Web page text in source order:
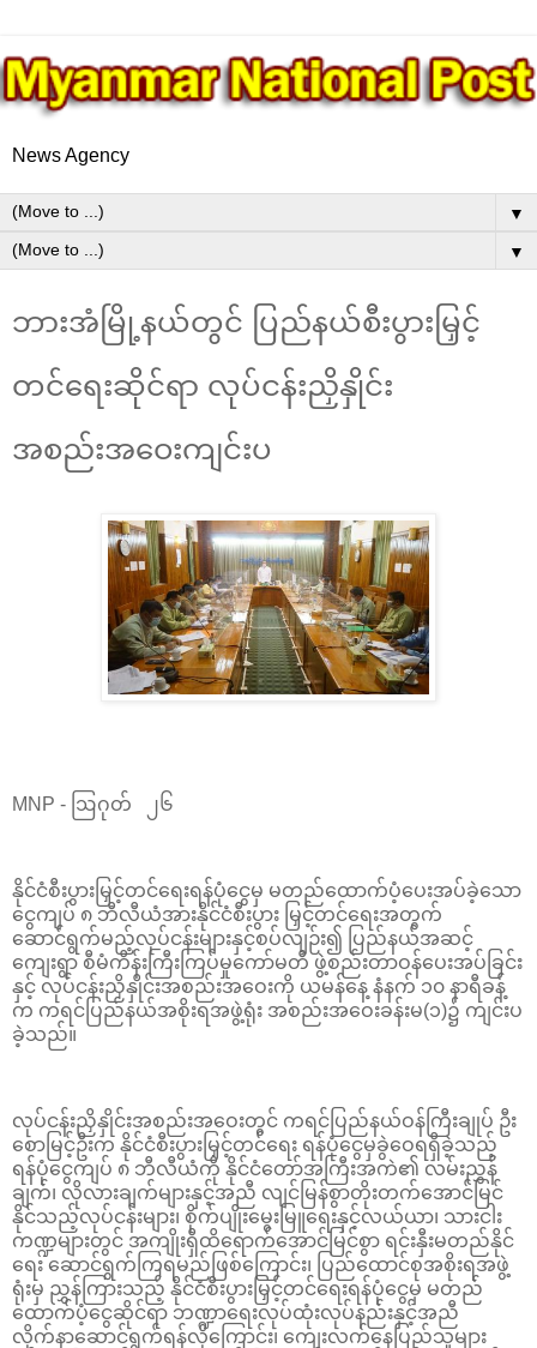
News Agency
▼
▼
ဘားအံမြို့နယ်တွင် ပြည်နယ်စီးပွားမြှင့်
တင်ရေးဆိုင်ရာ လုပ်ငန်းညှိနှိုင်း
အစည်းအဝေးကျင်းပ
MNP - ဩဂုတ် ၂၆
နိုင်ငံစီးပွားမြှင့်တင်ရေးရန်ပုံငွေမှ မတည်ထောက်ပံ့ပေးအပ်ခဲ့သော
ငွေကျပ် ၈ ဘီလီယံအားနိုင်ငံစီးပွား မြှင့်တင်ရေးအတွက်
ဆောင်ရွက်မည့်လုပ်ငန်းများနှင့်စပ်လျဉ်း၍ ပြည်နယ်အဆင့်
ကျေးရွာ စီမံကိန်းကြီးကြပ်မှုကော်မတီ ဖွဲ့စည်းတာဝန်ပေးအပ်ခြင်း
နှင့် လုပ်ငန်းညှိနှိုင်းအစည်းအဝေးကို ယမန်နေ့ နံနက် ၁၀ နာရီခန့်
က ကရင်ပြည်နယ်အစိုးရအဖွဲ့ရုံး အစည်းအဝေးခန်းမ(၁)၌ ကျင်းပ
ခဲ့သည်။
လုပ်ငန်းညှိနှိုင်းအစည်းအဝေးတွင် ကရင်ပြည်နယ်ဝန်ကြီးချုပ် ဦး
စောမြင့်ဦးက နိုင်ငံစီးပွားမြှင့်တင်ရေး ရန်ပုံငွေမှခွဲဝေရရှိခဲ့သည့်
ရန်ပုံငွေကျပ် ၈ ဘီလီယံကို နိုင်ငံတော်အကြီးအကဲ၏ လမ်းညွှန်
ချက်၊ လိုလားချက်များနှင့်အညီ လျင်မြန်စွာတိုးတက်အောင်မြင်
နိုင်သည့်လုပ်ငန်းများ၊ စိုက်ပျိုးမွေးမြူရေးနှင့်လယ်ယာ၊ သားငါး
ကဏ္ဍများတွင် အကျိုးရှိထိရောက်အောင်မြင်စွာ ရင်းနှီးမတည်နိုင်
ရေး ဆောင်ရွက်ကြရမည်ဖြစ်ကြောင်း၊ ပြည်ထောင်စုအစိုးရအဖွဲ့
ရုံးမှ ညွှန်ကြားသည့် နိုင်ငံစီးပွားမြှင့်တင်ရေးရန်ပုံငွေမှ မတည်
ထောက်ပံ့ငွေဆိုင်ရာ ဘဏ္ဍာရေးလုပ်ထုံးလုပ်နည်းနှင့်အညီ
လိုက်နာဆောင်ရွက်ရန်လိုကြောင်း၊ ကျေးလက်နေပြည်သူများ